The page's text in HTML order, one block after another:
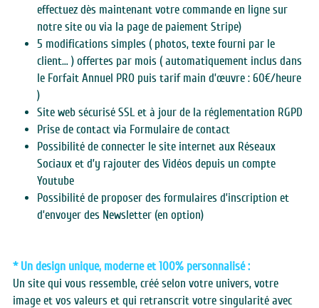
effectuez dès maintenant votre commande en ligne sur
notre site ou via la page de paiement Stripe)
5 modifications simples ( photos, texte fourni par le
client… ) offertes par mois ( automatiquement inclus dans
le Forfait Annuel PRO puis tarif main d’œuvre : 60€/heure
)
Site web sécurisé SSL et à jour de la réglementation RGPD
Prise de contact via Formulaire de contact
Possibilité de connecter le site internet aux Réseaux
Sociaux et d’y rajouter des Vidéos depuis un compte
Youtube
Possibilité de proposer des formulaires d’inscription et
d’envoyer des Newsletter (en option)
* Un design unique, moderne et 100% personnalisé :
Un site qui vous ressemble, créé selon votre univers, votre
image et vos valeurs et qui retranscrit votre singularité avec